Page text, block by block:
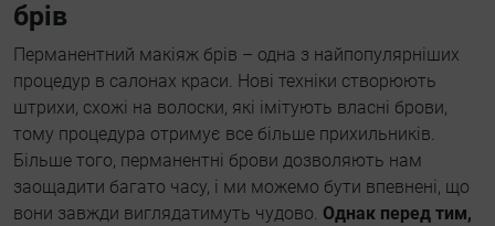
брів
Перманентний макіяж брів – одна з найпопулярніших
процедур в салонах краси. Нові техніки створюють
штрихи, схожі на волоски, які імітують власні брови,
тому процедура отримує все більше прихильників.
Більше того, перманентні брови дозволяють нам
заощадити багато часу, і ми можемо бути впевнені, що
вони завжди виглядатимуть чудово. Однак перед тим,